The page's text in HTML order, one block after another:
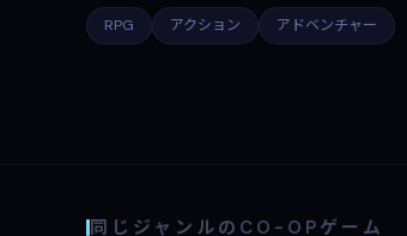
RPG アクション アドベンチャー
同じジャンルのCO-OPゲーム